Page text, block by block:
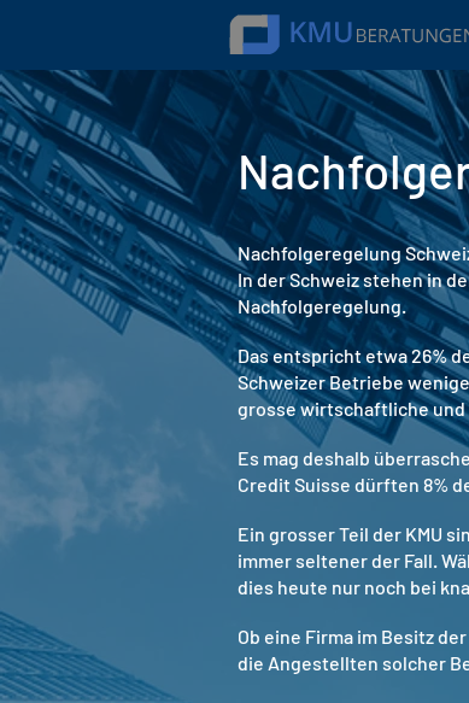
Nachfolgeregelung
In der Schweiz stehen in
Nachfolgeregelung.
Das entspricht etwa 26%
Schweizer Betriebe
grosse wirtschaftliche und
Es mag deshalb
Credit Suisse dürften 8%
Ein grosser Teil der KMU
immer seltener der Fall.
dies heute nur noch bei
Ob eine Firma im Besitz
die Angestellten solcher